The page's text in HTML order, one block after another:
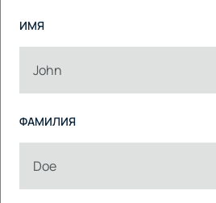
ИМЯ
ФАМИЛИЯ